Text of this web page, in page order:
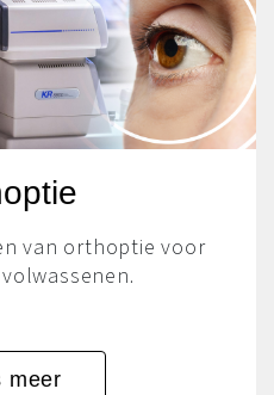
van orthoptie voor
meer